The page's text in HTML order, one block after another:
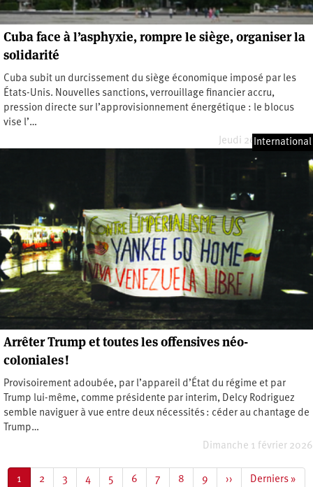
Cuba face à l’asphyxie, rompre le siège, organiser la
solidarité
Cuba subit un durcissement du siège économique imposé par les
États-Unis. Nouvelles sanctions, verrouillage financier accru,
pression directe sur l’approvisionnement énergétique : le blocus
vise l’…
Jeudi 26 février 2026
International
Arrêter Trump et toutes les offensives néo-
coloniales !
Provisoirement adoubée, par l’appareil d’État du régime et par
Trump lui-même, comme présidente par interim, Delcy Rodriguez
semble naviguer à vue entre deux nécessités : céder au chantage de
Trump…
Dimanche 1 février 2026
Page
1 Page
2 Page
3 Page
4 Page
5 Page
6 Page
7 Page
8 Page
9
Page
››
Dernière
Derniers »